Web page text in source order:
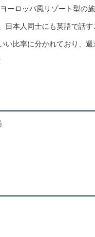
ロッパ風リゾート型の
本人同士にも英語で話す
比率に分かれており、